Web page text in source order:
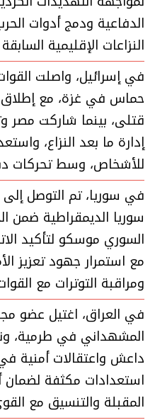
الدفاعية ودمج أدوات
النزاعات الإقليمية السابقة
في إسرائيل، واصلت
حماس في غزة، مع
قتلى، بينما شاركت مصر
إدارة ما بعد النزاع،
للأشخاص، وسط تحركات
في سوريا، تم التوصل
سوريا الديمقراطية ضمن
السوري موسكو لتأكيد
مع استمرار جهود تعزيز
ومراقبة التوترات مع
في العراق، اغتيل عضو
المشهداني في طرمية،
داعش واعتقالات أمنية
استعدادات مكثفة لضمان
المقبلة والتنسيق مع